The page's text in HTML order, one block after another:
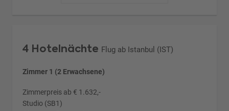
4 Hotelnächte Flug ab Istanbul (IST)
Zimmer 1 (2 Erwachsene)
Zimmerpreis ab € 1.632,-
Studio (SB1)